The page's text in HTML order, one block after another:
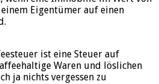
Eigentümer auf einen
ist eine Steuer auf
Waren und löslichen
ja nichts vergessen zu